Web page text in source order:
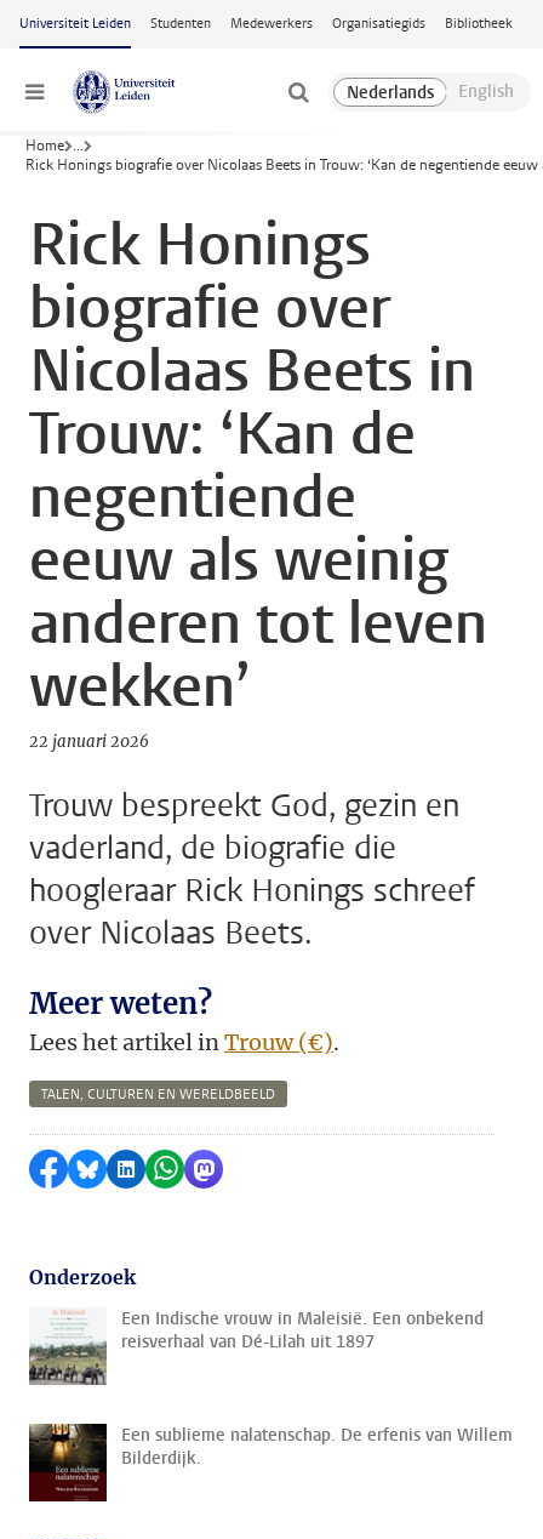
Ga naar hoofdinhoud
Universiteit Leiden Studenten Medewerkers Organisatiegids Bibliotheek
Menu
Home ...
Rick Honings biografie over Nicolaas Beets in Trouw: ‘Kan de negentiende
Rick Honings
biografie over
Nicolaas Beets in
Trouw: ‘Kan de
negentiende
eeuw als weinig
anderen tot leven
wekken’
22 januari 2026
Trouw bespreekt God, gezin en
vaderland, de biografie die
hoogleraar Rick Honings schreef
over Nicolaas Beets.
Meer weten?
Lees het artikel inTrouw (€).
TALEN, CULTUREN EN WERELDBEELD
Delen op Facebook
Delen via Bluesky
Delen op LinkedIn
Delen via WhatsApp
Delen via Mastodon
Onderzoek
Een Indische vrouw in Maleisië. Een onbekend
reisverhaal van Dé-Lilah uit 1897
Een sublieme nalatenschap. De erfenis van Willem
Bilderdijk.